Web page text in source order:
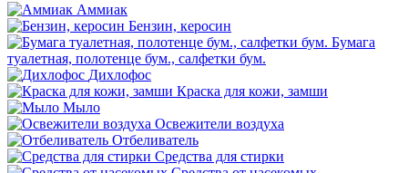
Аммиак
Бензин, керосин
Бумага
туалетная, полотенце бум., салфетки бум.
Дихлофос
Краска для кожи, замши
Мыло
Освежители воздуха
Отбеливатель
Средства для стирки